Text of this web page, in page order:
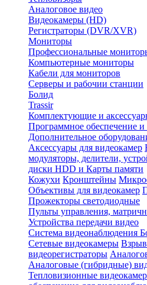
Аналоговое видео
Видеокамеры (HD)
Регистраторы (DVR/XVR)
Мониторы
Профессиональные
Компьютерные мониторы
Кабели для мониторов
Серверы и рабочии станции
Болид
Trassir
Комплектующие и
Программное обеспечение и
Дополнительное
Аксессуары для видеокамер
модуляторы, делители,
диски HDD и Карты памяти
Кожухи Кронштейны
Объективы для видеокамер
Прожекторы светодиодные
Пульты управления,
Устройства передачи видео
Система видеонаблюдения
Сетевые видеокамеры
видеорегистраторы
Аналоговые (гибридные)
Тепловизионные